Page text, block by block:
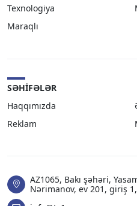
Texnologiya
Maraqlı
SƏHIFƏLƏR
Haqqımızda
Reklam
AZ1065, Bakı şəhəri,
Nərimanov, ev 201, giriş